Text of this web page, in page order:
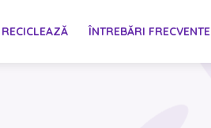
RECICLEAZĂ ÎNTREBĂRI FRECVENTE